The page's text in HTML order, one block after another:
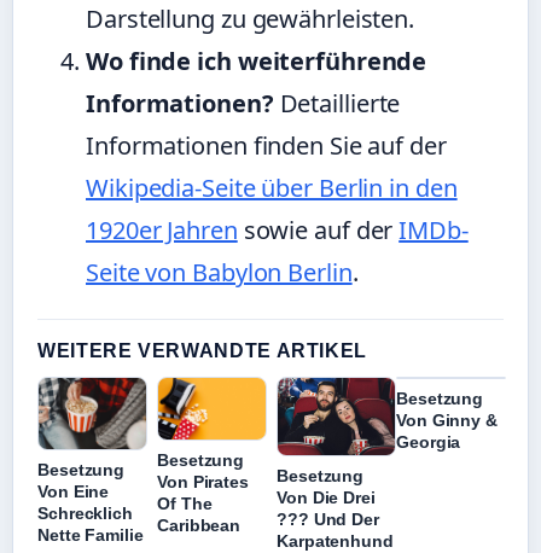
Darstellung zu gewährleisten.
Wo finde ich weiterführende
Informationen? Detaillierte
Informationen finden Sie auf der
Wikipedia-Seite über Berlin in den
1920er Jahren sowie auf derIMDb-
Seite von Babylon Berlin.
WEITERE VERWANDTE ARTIKEL
Besetzung
Von Eine
Schrecklich
Nette Familie
Besetzung
Von Pirates
Of The
Caribbean
Besetzung
Von Die Drei
??? Und Der
Karpatenhund
Besetzung
Von Ginny &
Georgia